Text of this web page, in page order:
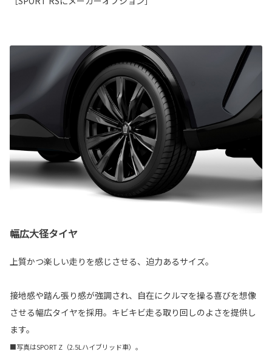
幅広大径タイヤ
上質かつ楽しい走りを感じさせる、迫力あるサイズ。
接地感や踏ん張り感が強調され、自在にクルマを操る喜びを想像
させる幅広タイヤを採用。キビキビ走る取り回しのよさを提供し
ます。
■写真はSPORT Z（2.5Lハイブリッド車）。